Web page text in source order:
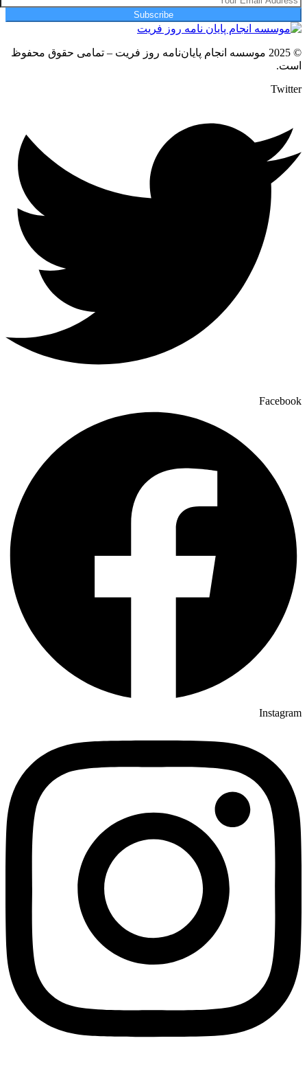
Subscribe
© 2025 موسسه انجام پایان‌نامه روز فریت – تمامی حقوق محفوظ
است.
Twitter
Facebook
Instagram